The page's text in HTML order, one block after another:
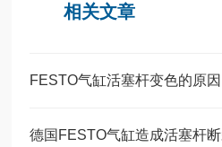
相关文章
FESTO气缸活塞杆变色的原因
德国FESTO气缸造成活塞杆